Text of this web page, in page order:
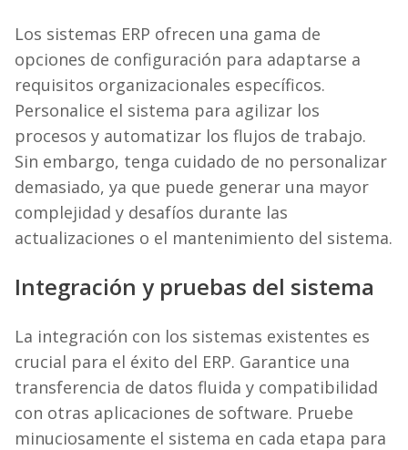
Los sistemas ERP ofrecen una gama de
opciones de configuración para adaptarse a
requisitos organizacionales específicos.
Personalice el sistema para agilizar los
procesos y automatizar los flujos de trabajo.
Sin embargo, tenga cuidado de no personalizar
demasiado, ya que puede generar una mayor
complejidad y desafíos durante las
actualizaciones o el mantenimiento del sistema.
Integración y pruebas del sistema
La integración con los sistemas existentes es
crucial para el éxito del ERP. Garantice una
transferencia de datos fluida y compatibilidad
con otras aplicaciones de software. Pruebe
minuciosamente el sistema en cada etapa para